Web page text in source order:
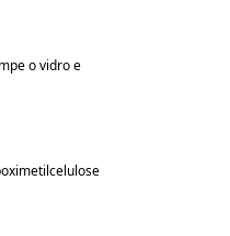
o vidro e